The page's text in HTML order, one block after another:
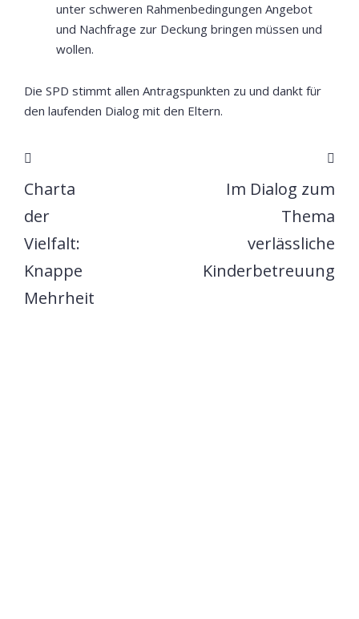
unter schweren Rahmenbedingungen Angebot
und Nachfrage zur Deckung bringen müssen und
wollen.
Die SPD stimmt allen Antragspunkten zu und dankt für
den laufenden Dialog mit den Eltern.
Charta
der
Vielfalt:
Knappe
Mehrheit
Im Dialog zum
Thema
verlässliche
Kinderbetreuung